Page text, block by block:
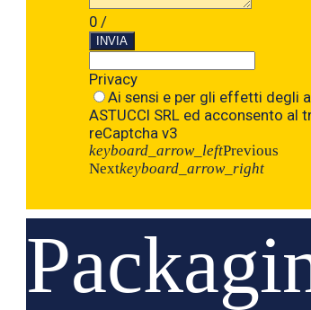
0 /
INVIA
Privacy
Ai sensi e per gli effetti degli
ASTUCCI SRL ed acconsento
reCaptcha v3
keyboard_arrow_leftPrevious
Nextkeyboard_arrow_right